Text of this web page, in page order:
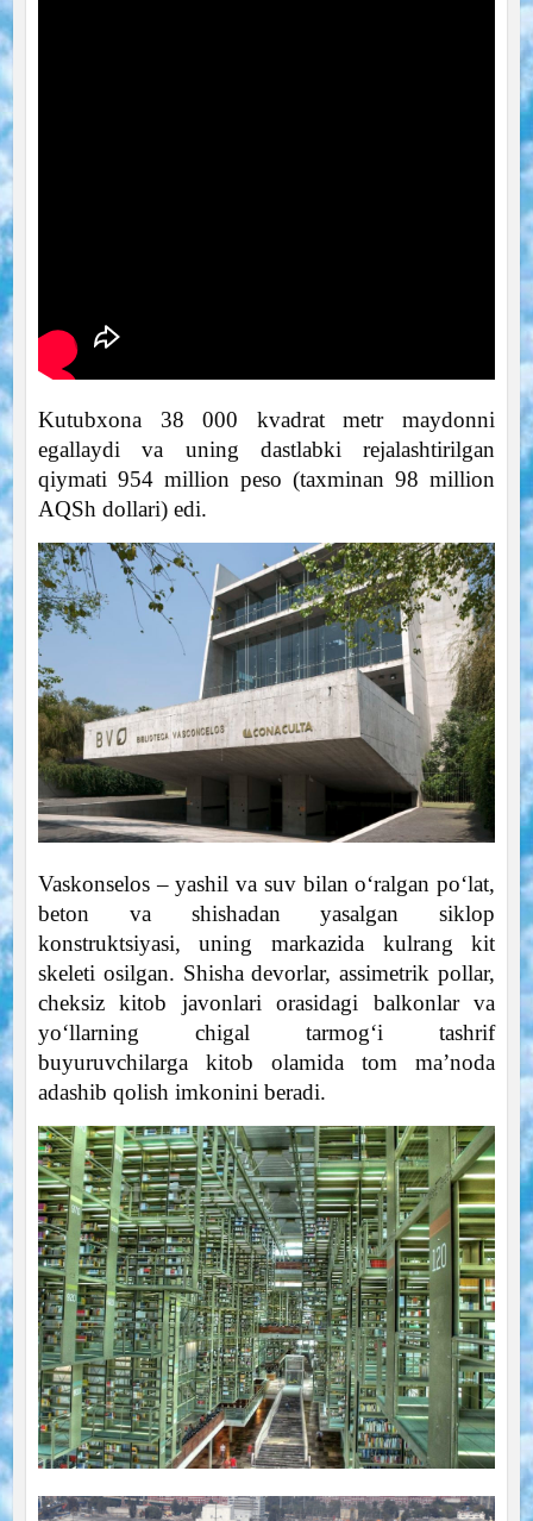
Kutubxona 38 000 kvadrat metr maydonni
egallaydi va uning dastlabki rejalashtirilgan
qiymati 954 million peso (taxminan 98 million
AQSh dollari) edi.
Vaskonselos – yashil va suv bilan o‘ralgan po‘lat,
beton va shishadan yasalgan siklop
konstruktsiyasi, uning markazida kulrang kit
skeleti osilgan. Shisha devorlar, assimetrik pollar,
cheksiz kitob javonlari orasidagi balkonlar va
yo‘llarning chigal tarmog‘i tashrif
buyuruvchilarga kitob olamida tom ma’noda
adashib qolish imkonini beradi.